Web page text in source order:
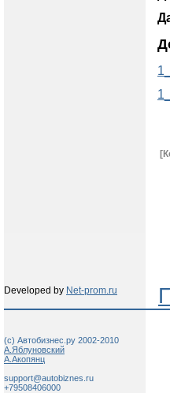
Developed by Net-prom.ru
(c) Автобизнес.ру 2002-2010
А.Яблуновский
А.Акопянц
support@autobiznes.ru
+79508406000